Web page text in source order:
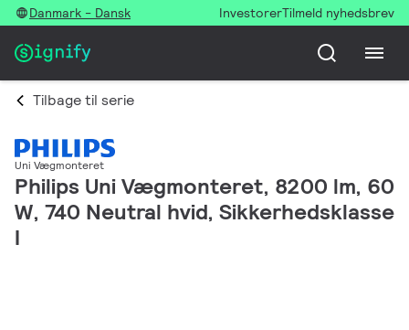
Danmark - Dansk InvestorerTilmeld nyhedsbrev
Tilbage til serie
Uni Vægmonteret
Philips Uni Vægmonteret, 8200 lm, 60
W, 740 Neutral hvid, Sikkerhedsklasse
I